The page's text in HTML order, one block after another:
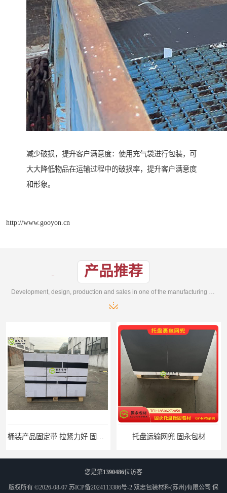
减少破损，提升客户满意度：使用充气袋进行包装，可
大大降低物品在运输过程中的破损率，提升客户满意度
和形象。
http://www.gooyon.cn
产品推荐
托盘运输网兜 固永包材
您是第1390486位访客
版权所有 ©2026-08-07 苏ICP备2024113386号-2 双忠包装材料(苏州)有限公司 保